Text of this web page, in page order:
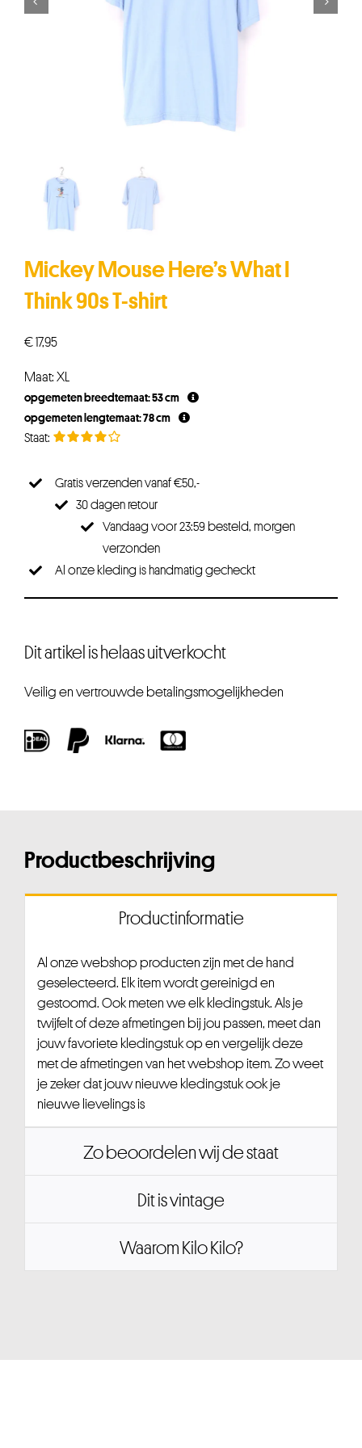
Mickey Mouse Here’s What I
Think 90s T-shirt
€17,95
Maat: XL
opgemeten breedtemaat: 53 cm
opgemeten lengtemaat: 78 cm
Gratis verzenden vanaf €50,-
30 dagen retour
Vandaag voor 23:59 besteld, morgen
verzonden
Al onze kleding is handmatig gecheckt
Dit artikel is helaas uitverkocht
Veilig en vertrouwde betalingsmogelijkheden
Productbeschrijving
Productinformatie
Al onze webshop producten zijn met de hand
geselecteerd. Elk item wordt gereinigd en
gestoomd. Ook meten we elk kledingstuk. Als je
twijfelt of deze afmetingen bij jou passen, meet dan
jouw favoriete kledingstuk op en vergelijk deze
met de afmetingen van het webshop item. Zo weet
je zeker dat jouw nieuwe kledingstuk ook je
nieuwe lievelings is
Zo beoordelen wij de staat
Dit is vintage
Waarom Kilo Kilo?